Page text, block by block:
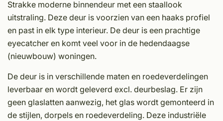
Strakke moderne binnendeur met een staallook
uitstraling. Deze deur is voorzien van een haaks profiel
en past in elk type interieur. De deur is een prachtige
eyecatcher en komt veel voor in de hedendaagse
(nieuwbouw) woningen.
De deur is in verschillende maten en roedeverdelingen
leverbaar en wordt geleverd excl. deurbeslag. Er zijn
geen glaslatten aanwezig, het glas wordt gemonteerd in
de stijlen, dorpels en roedeverdeling. Deze industriële